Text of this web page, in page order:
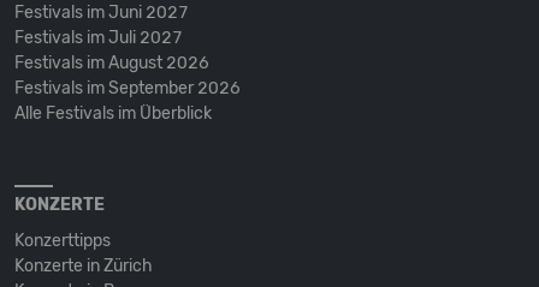
Festivals im Juni 2027
Festivals im Juli 2027
Festivals im August 2026
Festivals im September 2026
Alle Festivals im Überblick
KONZERTE
Konzerttipps
Konzerte in Zürich